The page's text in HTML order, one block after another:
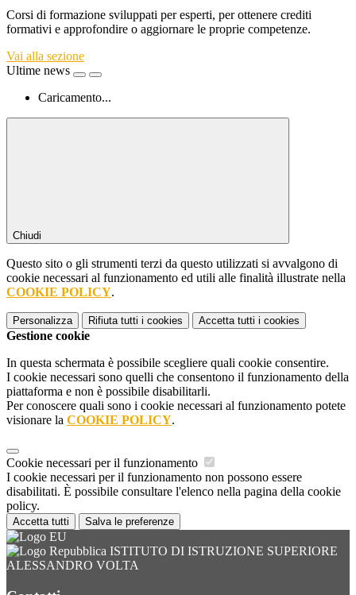
Corsi di formazione sviluppati per esperti, per ottenere crediti
formativi e approfondire o aggiornare le proprie competenze.
Vai alla sezione
Ultime news
Caricamento...
Chiudi
Questo sito o gli strumenti terzi da questo utilizzati si avvalgono di
cookie necessari al funzionamento ed utili alle finalità illustrate nella
COOKIE POLICY.
Personalizza Rifiuta tutti i cookies Accetta tutti i cookies
Gestione cookie
In questa schermata è possibile scegliere quali cookie consentire.
I cookie necessari sono quelli che consentono il funzionamento della
piattaforma e non è possibile disabilitarli.
Per conoscere quali sono i cookie necessari al funzionamento potete
visionare la COOKIE POLICY.
Cookie necessari per il funzionamento
I cookie necessari per il funzionamento non possono essere
disabilitati. È possibile consultare l'elenco nella pagina della cookie
policy.
Accetta tutti Salva le preferenze
ISTITUTO DI ISTRUZIONE SUPERIORE
ALESSANDRO VOLTA